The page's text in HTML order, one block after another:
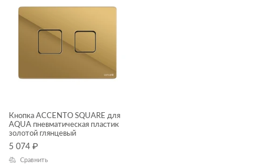
Кнопка ACCENTO SQUARE для
AQUA пневматическая пластик
золотой глянцевый
5 074 ₽
Сравнить